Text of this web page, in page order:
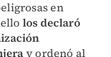
en
los declaró
y ordenó al